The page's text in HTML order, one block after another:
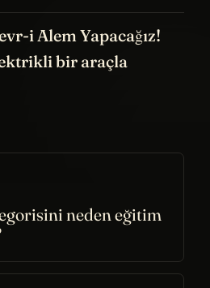
i Alem Yapacağız!
bir araçla
neden eğitim